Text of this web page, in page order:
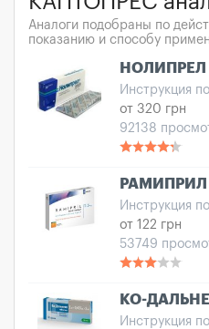
Аналоги подобраны по
показанию и способу
НОЛИПРЕЛ
Инструкция
от 320 грн
92138
РАМИПРИЛ
Инструкция
от 122 грн
53749
КО-
Инструкция